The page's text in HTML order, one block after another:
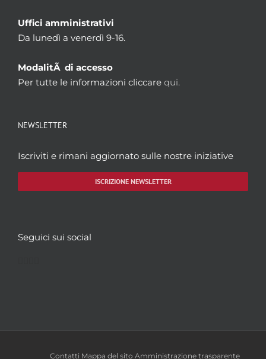
Uffici amministrativi
Da lunedì a venerdì 9-16.
ModalitÃ di accesso
Per tutte le informazioni cliccare qui.
NEWSLETTER
Iscriviti e rimani aggiornato sulle nostre iniziative
ISCRIZIONE NEWSLETTER
Seguici sui social
Contatti Mappa del sito Amministrazione trasparente